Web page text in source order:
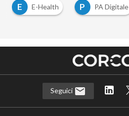
E
E-Health P PA Digitale
Seguici